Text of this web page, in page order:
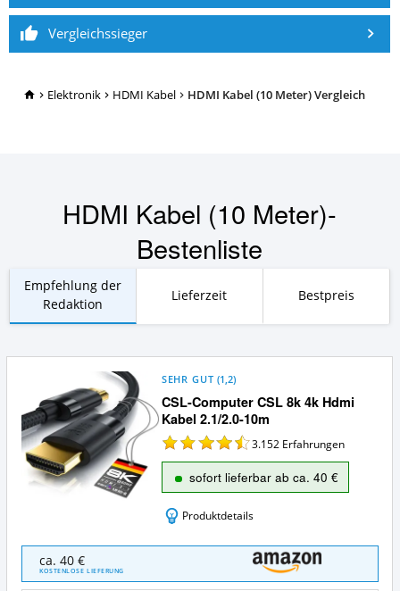
TopRatgeber24.de
Elektronik HDMI Kabel HDMI Kabel (10 Meter) Vergleich
Vergleichssieger
HDMI Kabel (10 Meter)-
Bestenliste
Empfehlung der
Redaktion
Lieferzeit Bestpreis
CSL-Computer CSL 8k 4k Hdmi
Kabel 2.1/2.0-10m
SEHR GUT (1,2)
3.152 Erfahrungen
sofort lieferbar ab ca. 40 €
Produktdetails
CSL-
Computer
CSL
ca. 40 €
KOSTENLOSE LIEFERUNG